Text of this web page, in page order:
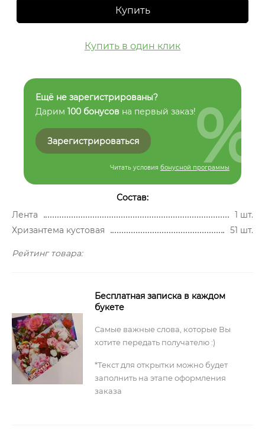
Купить
Купить в один клик
Ещё не зарегистрированы?
Дарим 100 бонусов на первый заказ!
Зарегистрироваться
Читать условия бонусной программы
%
Состав:
Лента
1 шт.
Хризантема кустовая
51 шт.
Рейтинг товара:
Бесплатная записка в каждом
букете
Самые важные слова, которые Вы
хотите передать получателю :)
*Текст для открытки можно будет
заполнить на этапе оформления
заказа